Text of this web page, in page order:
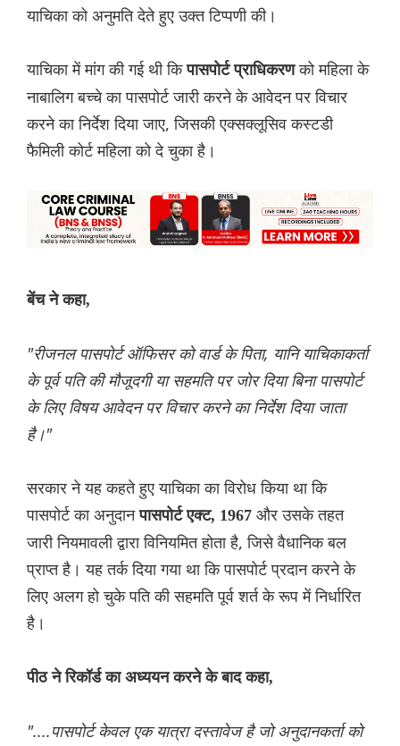
याचिका को अनुमति देते हुए उक्त टिप्पणी की।
याचिका में मांग की गई थी किपासपोर्ट प्राधिकरणको महिला के
नाबालिग बच्चे का पासपोर्ट जारी करने के आवेदन पर विचार
करने का निर्देश दिया जाए, जिसकी एक्सक्लूसिव कस्टडी
फैमिली कोर्ट महिला को दे चुका है।
बेंच ने कहा,
"रीजनल पासपोर्ट ऑफिसर को वार्ड के पिता, यानि याच‌िकाकर्ता
के पूर्व पति की मौजूदगी या सहमति पर जोर दिया बिना पासपोर्ट
के लिए विषय आवेदन पर विचार करने का निर्देश दिया जाता
है।"
सरकार ने यह कहते हुए याचिका का विरोध किया था कि
पासपोर्ट का अनुदानपासपोर्ट एक्ट, 1967 और उसके तहत
जारी नियमावली द्वारा विनियमित होता है, जिसे वैधानिक बल
प्राप्त है। यह तर्क दिया गया था कि पासपोर्ट प्रदान करने के
लिए अलग हो चुके पति की सहमति पूर्व शर्त के रूप में निर्धारित
है।
पीठ ने रिकॉर्ड का अध्ययन करने के बाद कहा,
"....पासपोर्ट केवल एक यात्रा दस्तावेज है जो अनुदानकर्ता को